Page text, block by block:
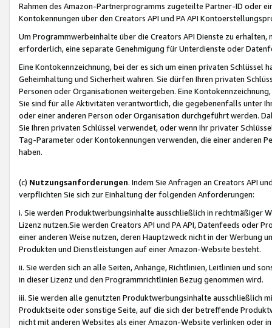
Rahmen des Amazon-Partnerprogramms zugeteilte Partner-ID oder
Kontokennungen über den Creators API und PA API
Um Programmwerbeinhalte über die Creators API Dienste zu
erforderlich, eine separate Genehmigung für Unterdienste oder
Eine Kontokennzeichnung, bei der es sich um einen privaten
Geheimhaltung und Sicherheit wahren. Sie dürfen Ihren privaten
Personen oder Organisationen weitergeben. Eine
Sie sind für alle Aktivitäten verantwortlich, die gegebenenfalls unter
oder einer anderen Person oder Organisation durchgeführt werden.
Sie Ihren privaten Schlüssel verwendet, oder wenn Ihr privater
Tag-Parameter oder Kontokennungen verwenden, die einer anderen
haben.
(c) Nutzungsanforderungen. Indem Sie Anfragen an Creators API
verpflichten Sie sich zur Einhaltung der folgenden Anforderungen:
i. Sie werden Produktwerbungsinhalte ausschließlich in rechtmäßiger
Lizenz nutzen.Sie werden Creators API und PA API, Datenfeeds oder
einer anderen Weise nutzen, deren Hauptzweck nicht in der Werbung
Produkten und Dienstleistungen auf einer Amazon-Website besteht.
ii. Sie werden sich an alle Seiten, Anhänge, Richtlinien, Leitlinien und
in dieser Lizenz und den Programmrichtlinien Bezug genommen wird.
iii. Sie werden alle genutzten Produktwerbungsinhalte ausschließlich
Produktseite oder sonstige Seite, auf die sich der betreffende
nicht mit anderen Websites als einer Amazon-Website verlinken oder